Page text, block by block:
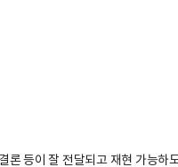
론 등이 잘 전달되고 재현 가능하